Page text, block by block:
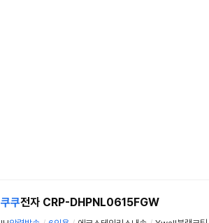
쿠쿠전자 CRP-DHPNL0615FGW